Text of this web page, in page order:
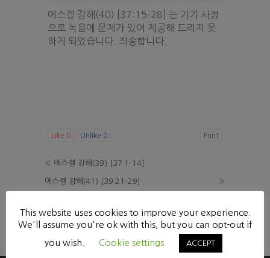
에스겔 강해(40) [37:15-28] 는 기기 사정
으로 녹음에 문제가 있어 제공해 드리지 못
하게 되었습니다. 죄송합니다.
Like 0 Unlike 0 Print
« 에스겔 강해(39) [37:1-14]
에스겔 강해(41) [39:21-29] »
Powered by KBoard
This website uses cookies to improve your experience.
We'll assume you're ok with this, but you can opt-out if
you wish.
Cookie settings ACCEPT